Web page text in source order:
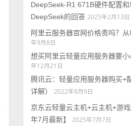
DeepSeek-R1 671B硬件配置
DeepSeek的回答 2025年2月13日
阿里云服务器官网价格贵吗？从
年9月8日
想买阿里云轻量应用服务器要
年12月21日
腾讯云：轻量应用服务器购买+
详解）
2022年8月9日
京东云轻量云主机+云主机+游
年7月最新】
2025年7月7日